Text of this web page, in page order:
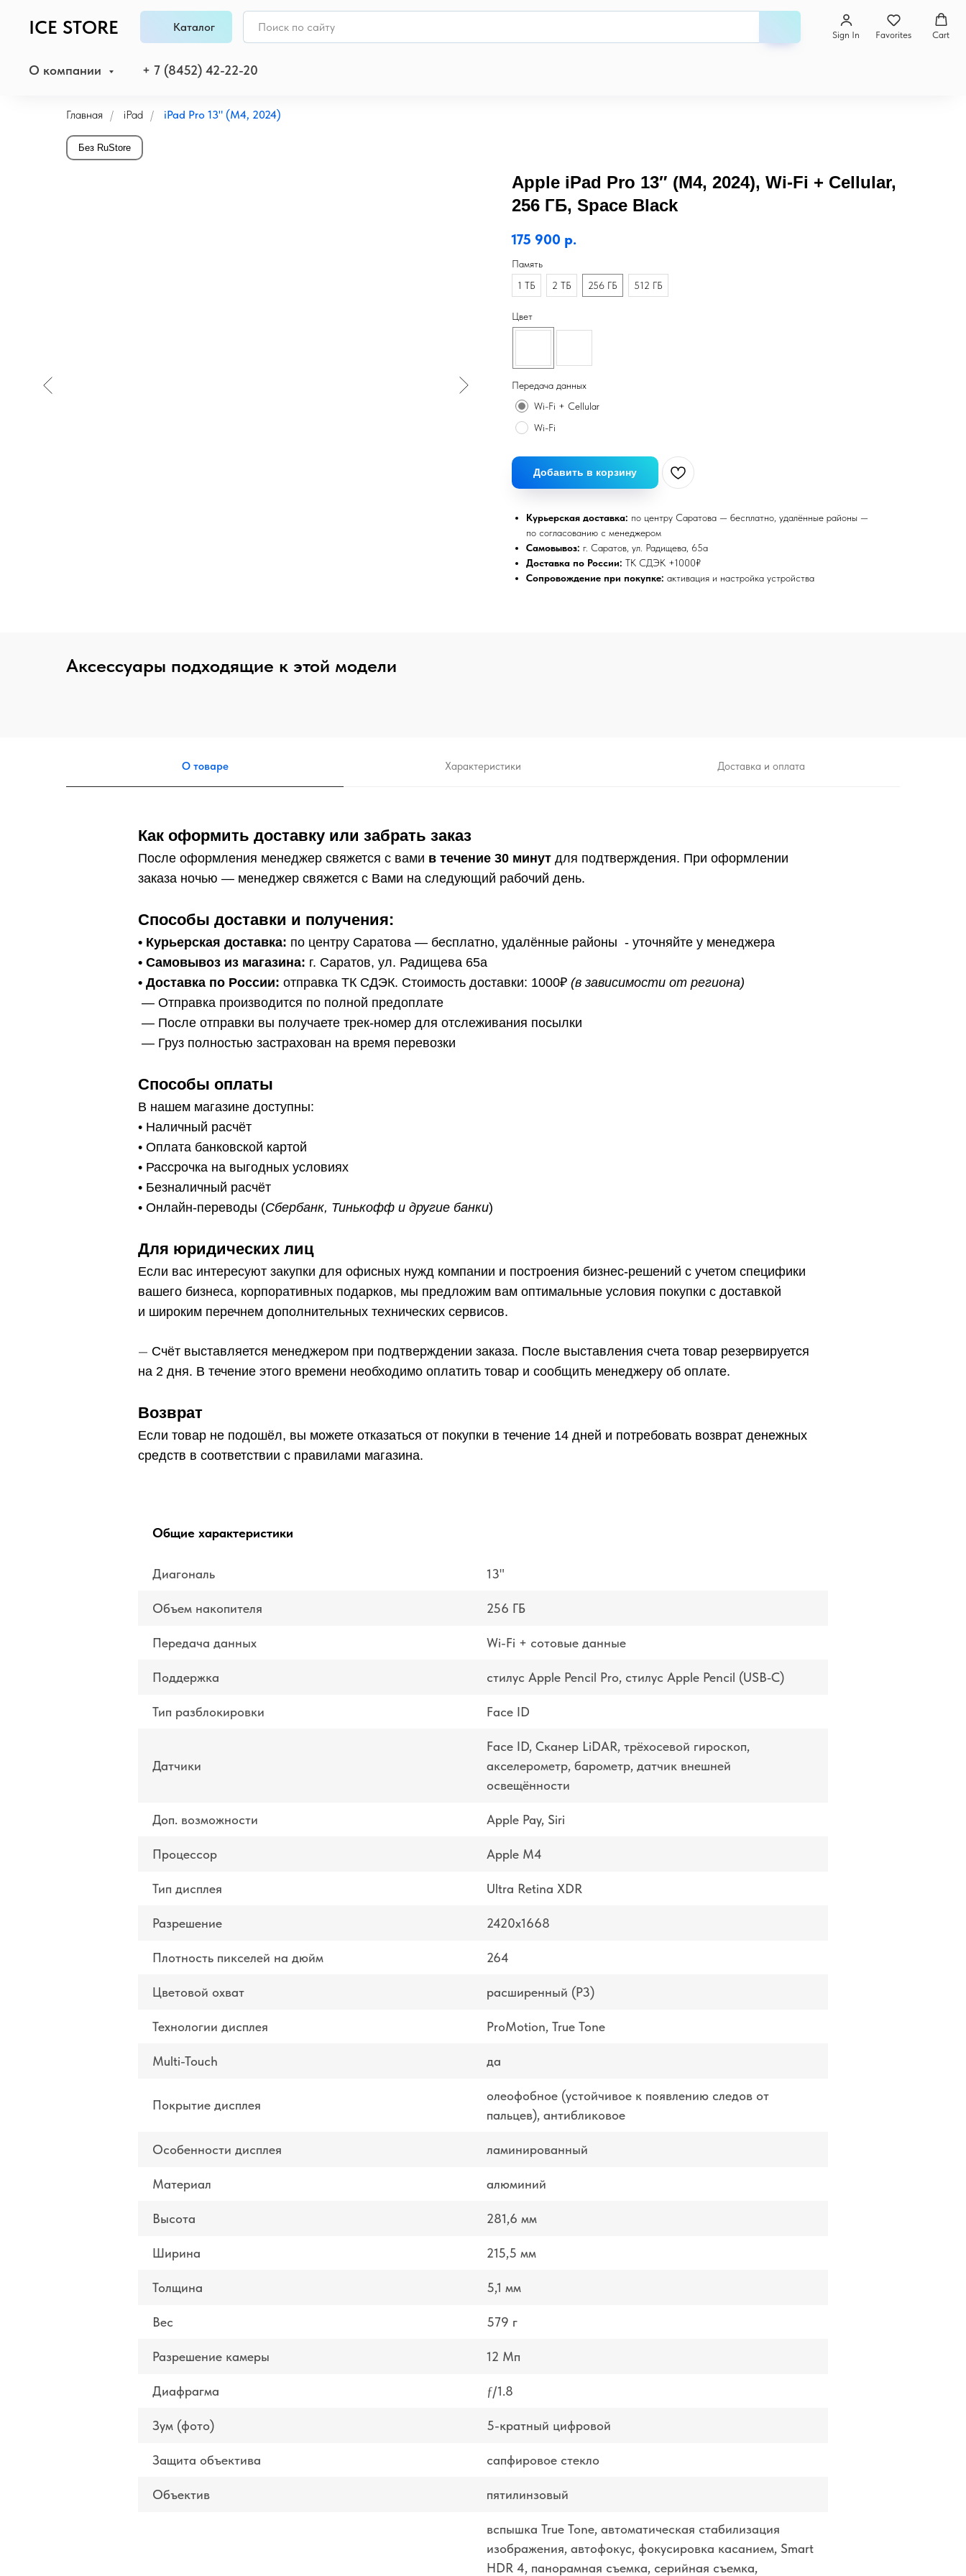
ICE STORE Каталог
Sign In Favorites Cart
О компании + 7 (8452) 42-22-20
Главная / iPad / iPad Pro 13" (M4, 2024)
Без RuStore
Apple iPad Pro 13″ (M4, 2024), Wi-Fi + Cellular,
256 ГБ, Space Black
175 900 р.
Память
1 ТБ
2 ТБ 256 ГБ 512 ГБ
Цвет
Передача данных
Wi-Fi + Cellular
Wi-Fi
Добавить в корзину
Курьерская доставка: по центру Саратова — бесплатно, удалённые районы —
по согласованию с менеджером
Самовывоз: г. Саратов, ул. Радищева, 65а
Доставка по России: ТК СДЭК +1000₽
Сопровождение при покупке: активация и настройка устройства
Аксессуары подходящие к этой модели
О товаре Характеристики Доставка и оплата
Как оформить доставку или забрать заказ
После оформления менеджер свяжется с вами в течение 30 минут для подтверждения. При оформлении
заказа ночью — менеджер свяжется с Вами на следующий рабочий день.
Способы доставки и получения:
• Курьерская доставка: по центру Саратова — бесплатно, удалённые районы - уточняйте у менеджера
• Самовывоз из магазина: г. Саратов, ул. Радищева 65а
• Доставка по России: отправка ТК СДЭК. Стоимость доставки: 1000₽ (в зависимости от региона)
— Отправка производится по полной предоплате
— После отправки вы получаете трек-номер для отслеживания посылки
— Груз полностью застрахован на время перевозки
Способы оплаты
В нашем магазине доступны:
• Наличный расчёт
• Оплата банковской картой
• Рассрочка на выгодных условиях
• Безналичный расчёт
• Онлайн-переводы (Сбербанк, Тинькофф и другие банки)
Для юридических лиц
Если вас интересуют закупки для офисных нужд компании и построения бизнес-решений с учетом специфики
вашего бизнеса, корпоративных подарков, мы предложим вам оптимальные условия покупки с доставкой
и широким перечнем дополнительных технических сервисов.
— Счёт выставляется менеджером при подтверждении заказа. После выставления счета товар резервируется
на 2 дня. В течение этого времени необходимо оплатить товар и сообщить менеджеру об оплате.
Возврат
Если товар не подошёл, вы можете отказаться от покупки в течение 14 дней и потребовать возврат денежных
средств в соответствии с правилами магазина.
Общие характеристики
Диагональ 13"
Объем накопителя 256 ГБ
Передача данных Wi-Fi + сотовые данные
Поддержка стилус Apple Pencil Pro, стилус Apple Pencil (USB‑C)
Тип разблокировки Face ID
Датчики
Face ID, Сканер LiDAR, трёхосевой гироскоп,
акселерометр, барометр, датчик внешней
освещённости
Доп. возможности Apple Pay, Siri
Процессор Apple M4
Тип дисплея Ultra Retina XDR
Разрешение 2420x1668
Плотность пикселей на дюйм 264
Цветовой охват расширенный (P3)
Технологии дисплея ProMotion, True Tone
Multi-Touch да
Покрытие дисплея
олеофобное (устойчивое к появлению следов от
пальцев), антибликовое
Особенности дисплея ламинированный
Материал алюминий
Высота 281,6 мм
Ширина 215,5 мм
Толщина 5,1 мм
Вес 579 г
Разрешение камеры 12 Мп
Диафрагма ƒ/1.8
Зум (фото) 5-кратный цифровой
Защита объектива сапфировое стекло
Объектив пятилинзовый
вспышка True Tone, автоматическая стабилизация
изображения, автофокус, фокусировка касанием, Smart
HDR 4, панорамная съемка, серийная съемка,